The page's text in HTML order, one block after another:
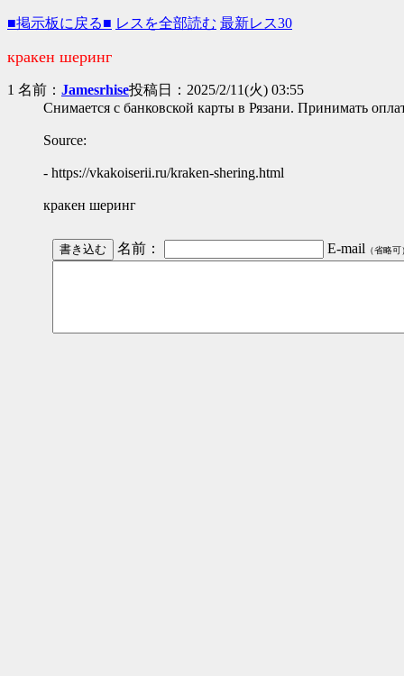
■掲示板に戻る■ レスを全部読む 最新レス30
кракен шеринг
1 名前： Jamesrhise投稿日：2025/2/11(火) 03:55
Снимается с банковской карты в Рязани. Принимать
Source:
- https://vkakoiserii.ru/kraken-shering.html
кракен шеринг
名前： E-mail （省略可